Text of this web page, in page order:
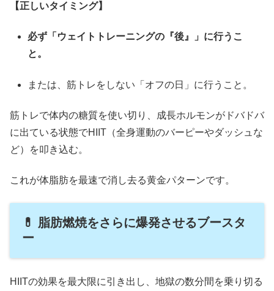
【正しいタイミング】
必ず「ウェイトトレーニングの『後』」に行うこ
と。
または、筋トレをしない「オフの日」に行うこと。
筋トレで体内の糖質を使い切り、成長ホルモンがドバドバ
に出ている状態でHIIT（全身運動のバーピーやダッシュな
ど）を叩き込む。
これが体脂肪を最速で消し去る黄金パターンです。
💊 脂肪燃焼をさらに爆発させるブースタ
ー
HIITの効果を最大限に引き出し、地獄の数分間を乗り切る